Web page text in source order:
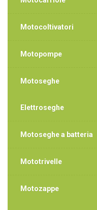
Motocoltivatori
Motopompe
Motoseghe
Elettroseghe
Motoseghe a batteria
Mototrivelle
Motozappe